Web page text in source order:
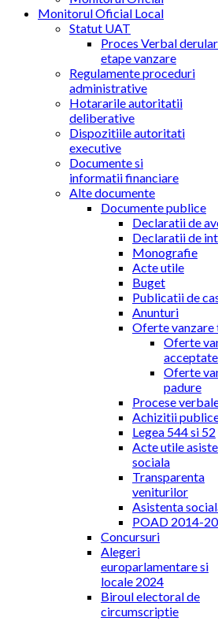
Monitorul Oficial Local
Statut UAT
Proces Verbal
etape vanzare
Regulamente proceduri
administrative
Hotararile autoritatii
deliberative
Dispozitiile autoritati
executive
Documente si
informatii financiare
Alte documente
Documente publice
Declaratii de
Declaratii de
Monografie
Acte utile
Buget
Publicatii de
Anunturi
Oferte vanzare
Oferte
acceptate
Oferte
padure
Procese
Achizitii
Legea 544 si 52
Acte utile
sociala
Transparenta
veniturilor
Asistenta
POAD 2014-
Concursuri
Alegeri
europarlamentare si
locale 2024
Biroul electoral de
circumscriptie